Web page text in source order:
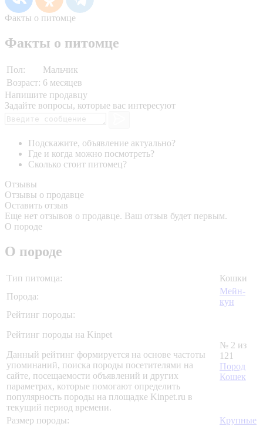
Факты о питомце
Факты о питомце
Пол:
Мальчик
Возраст: 6 месяцев
Напишите продавцу
Задайте вопросы, которые вас интересуют
Подскажите, объявление актуально?
Где и когда можно посмотреть?
Сколько стоит питомец?
Отзывы
Отзывы о продавце
Оставить отзыв
Еще нет отзывов о продавце. Ваш отзыв будет первым.
О породе
О породе
Тип питомца:
Кошки
Порода:
Мейн-
кун
Рейтинг породы:
Рейтинг породы на Kinpet
Данный рейтинг формируется на основе частоты
упоминаний, поиска породы посетителями на
сайте, посещаемости объявлений и других
параметрах, которые помогают определить
популярность породы на площадке Kinpet.ru в
текущий период времени.
№ 2 из
121
Пород
Кошек
Размер породы:
Крупные